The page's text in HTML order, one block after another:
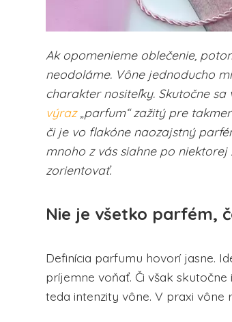
Ak opomenieme oblečenie,
neodoláme. Vône jednoducho
charakter nositeľky. Skutočne
výraz„parfum“ zažitý pre
či je vo flakóne naozajstný
mnoho z vás siahne po
zorientovať.
Nie je všetko parfém,
Definícia parfumu hovorí jasne.
príjemne voňať. Či však
teda intenzity vône. V praxi vône